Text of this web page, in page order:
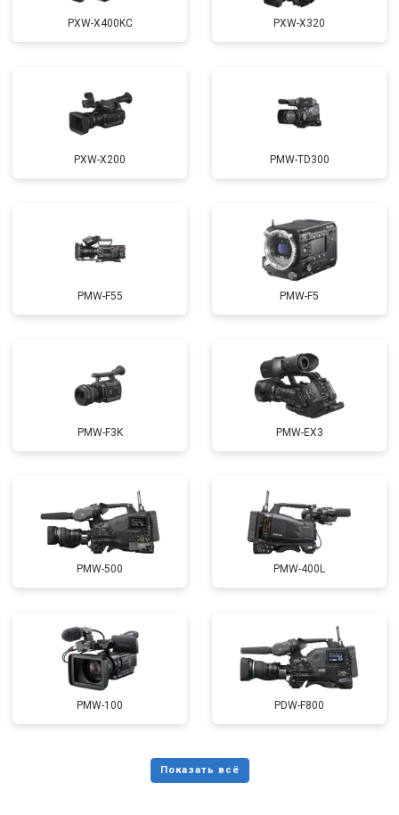
PXW-X400KC PXW-X320
PXW-X200 PMW-TD300
PMW-F55 PMW-F5
PMW-F3K PMW-EX3
PMW-500 PMW-400L
PMW-100 PDW-F800